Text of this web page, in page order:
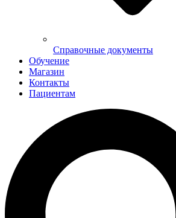
Справочные документы
Обучение
Магазин
Контакты
Пациентам